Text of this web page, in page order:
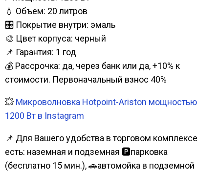
💧 Объем: 20 литров
🎛️ Покрытие внутри: эмаль
🎨 Цвет корпуса: черный
📌 Гарантия: 1 год
💰 Рассрочка: да, через банк или да, +10% к
стоимости. Первоначальный взнос 40%
💥 Микроволновка Hotpoint-Ariston мощностью
1200 Вт в Instagram
📌 Для Вашего удобства в торговом комплексе
есть: наземная и подземная 🅿парковка
(бесплатно 15 мин.), 🚗автомойка в подземной